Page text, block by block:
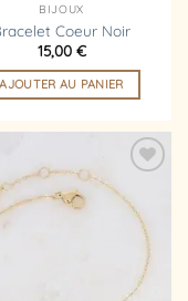
BIJOUX
Coeur Noir
15,00 €
AJOUTER AU PANIER
Ajouter
à la
liste
d’envies